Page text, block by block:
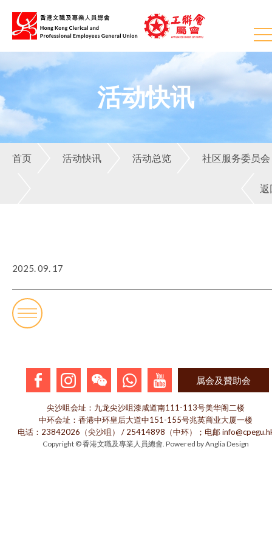
活动快讯
首页 活动快讯 活动总览 社区服务委员会
返
2025. 09. 17
属会及贊助会
尖沙咀会址：九龙尖沙咀漆咸道南111-113号美华阁二楼
中环会址：香港中环皇后大道中151-155号兆英商业大厦一楼
电话：23842026（尖沙咀） / 25414898（中环）；电邮
Copyright © 香港文職及專業人員總會. Powered byAnglia Design